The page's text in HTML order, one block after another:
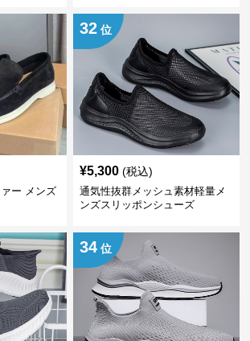
ー メンズ
32 位
¥5,300 (税込)
通気性抜群メッシュ素材軽量メ
ンズスリッポンシューズ
34 位